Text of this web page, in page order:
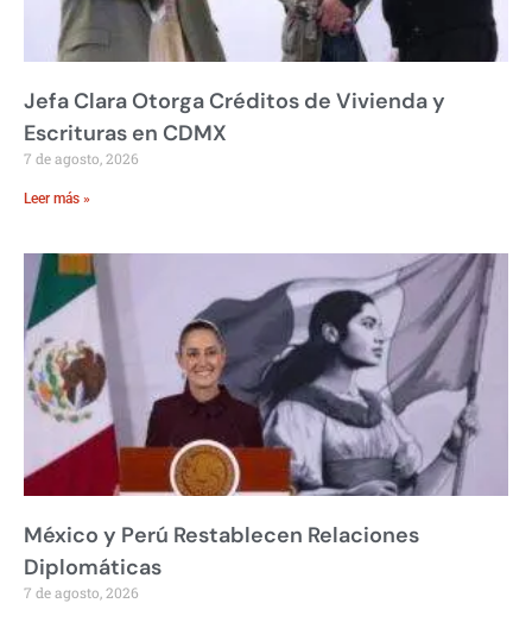
Jefa Clara Otorga Créditos de Vivienda y
Escrituras en CDMX
7 de agosto, 2026
Leer más »
México y Perú Restablecen Relaciones
Diplomáticas
7 de agosto, 2026